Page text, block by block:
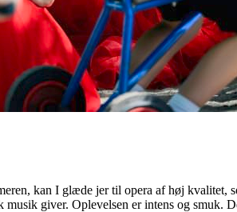
kan I glæde jer til opera af høj
giver. Oplevelsen er intens og smuk.